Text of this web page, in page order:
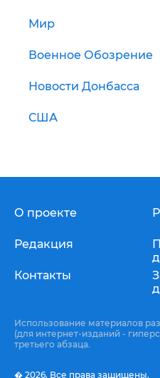
Мир
Военное Обозрение
Новости Донбасса
США
О проекте
Редакция
Контакты
Использование материалов
(для интернет-изданий -
третьего абзаца.
� 2026, Все права защищены.